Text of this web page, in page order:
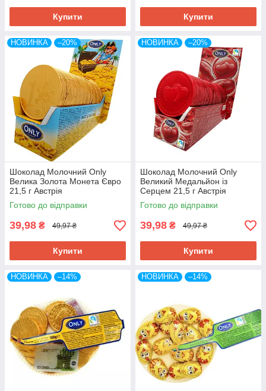
Купити Купити
НОВИНКА –20%
Шоколад Молочний Only
Велика Золота Монета Євро
21,5 г Австрія
Готово до відправки
39,98 ₴ 49,97 ₴
Купити
НОВИНКА –20%
Шоколад Молочний Only
Великий Медальйон із
Серцем 21,5 г Австрія
Готово до відправки
39,98 ₴ 49,97 ₴
Купити
НОВИНКА –14% НОВИНКА –14%